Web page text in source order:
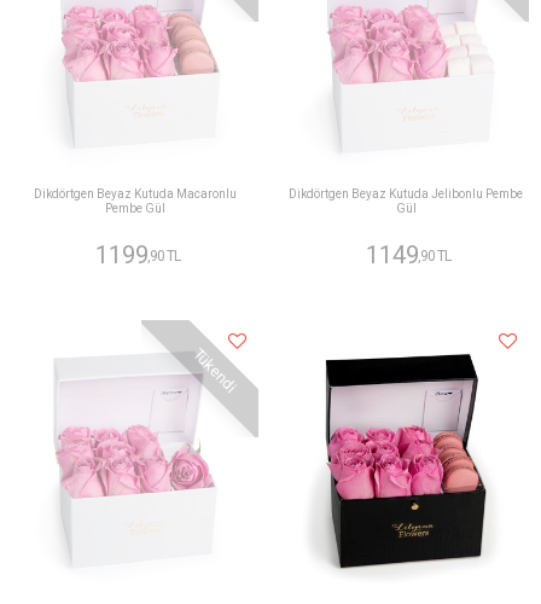
Dikdörtgen Beyaz Kutuda Macaronlu
Pembe Gül
1199,90 TL
Dikdörtgen Beyaz Kutuda Jelibonlu Pembe
Gül
1149,90 TL
Tükendi